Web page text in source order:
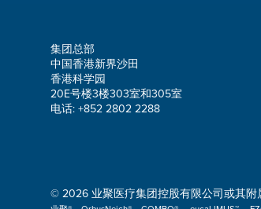
集团总部
中国香港新界沙田
香港科学园
20E号楼3楼303室和305室
电话: +852 2802 2288
© 2026 业聚医疗集团控股有限公司或其附